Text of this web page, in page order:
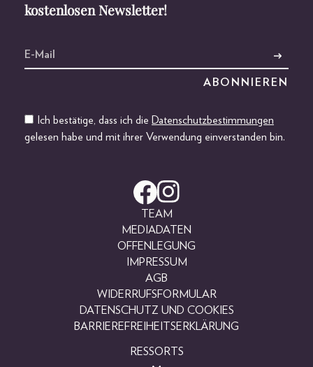
kostenlosen Newsletter!
Ich bestätige, dass ich die Datenschutzbestimmungen
gelesen habe und mit ihrer Verwendung einverstanden bin.
TEAM
MEDIADATEN
OFFENLEGUNG
IMPRESSUM
AGB
WIDERRUFSFORMULAR
DATENSCHUTZ UND COOKIES
BARRIEREFREIHEITSERKLÄRUNG
RESSORTS